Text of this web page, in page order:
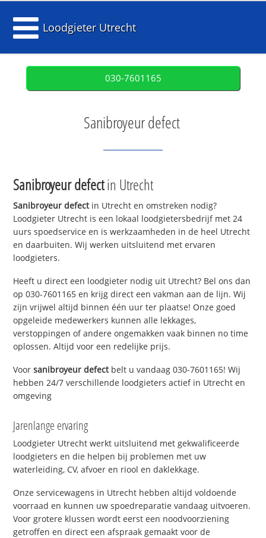
Loodgieter Utrecht
030-7601165
Sanibroyeur defect
Sanibroyeur defectin Utrecht
Sanibroyeur defectin Utrecht en omstreken nodig?
Loodgieter Utrecht is een lokaal loodgietersbedrijf met 24
uurs spoedservice en is werkzaamheden in de heel Utrecht
en daarbuiten. Wij werken uitsluitend met ervaren
loodgieters.
Heeft u direct een loodgieter nodig uit Utrecht? Bel ons dan
op 030-7601165 en krijg direct een vakman aan de lijn. Wij
zijn vrijwel altijd binnen één uur ter plaatse! Onze goed
opgeleide medewerkers kunnen alle lekkages,
verstoppingen of andere ongemakken vaak binnen no time
oplossen. Altijd voor een redelijke prijs.
Voorsanibroyeur defectbelt u vandaag 030-7601165! Wij
hebben 24/7 verschillende loodgieters actief in Utrecht en
omgeving
Jarenlange ervaring
Loodgieter Utrecht werkt uitsluitend met gekwalificeerde
loodgieters en die helpen bij problemen met uw
waterleiding, CV, afvoer en riool en daklekkage.
Onze servicewagens in Utrecht hebben altijd voldoende
voorraad en kunnen uw spoedreparatie vandaag uitvoeren.
Voor grotere klussen wordt eerst een noodvoorziening
getroffen en direct een afspraak gemaakt voor de